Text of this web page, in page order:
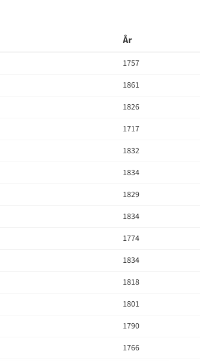
År
1757
1861
1826
1717
1832
1834
1829
1834
1774
1834
1818
1801
1790
1766